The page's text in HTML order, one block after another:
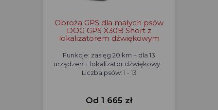
Obroża GPS dla małych psów
DOG GPS X30B Short z
lokalizatorem dźwiękowym
Funkcje: zasięg 20 km + dla 13
urządzeń + lokalizator dźwiękowy...
Liczba psów: 1 - 13
Od 1 665 zł